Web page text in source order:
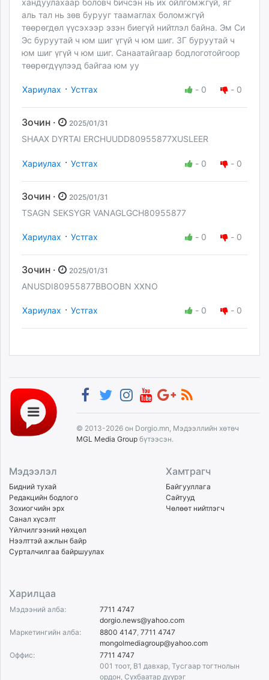
хандуулахаар боловч бичсэн нь их ойлгомжгүй, яг
аль тал нь зөв бурууг таамаглах боломжгүй
төөрөгдөл үүсэхээр эзэн биегүй нийтлэл байна. Эм Си
Эс буруутай ч юм шиг үгүй ч юм шиг. ЗГ буруутай ч
юм шиг үгүй ч юм шиг. Санаатайгаар бодлоготойгоор
төөрөгдүүлээд байгаа юм уу
Хариулах · Устгах - 0 - 0
Зочин · 2025/01/31
SHAAX DYRTAI ERCHUUDD80955877XUSLEER
Хариулах · Устгах - 0 - 0
Зочин · 2025/01/31
TSAGN SEKSYGR VANAGLGCH80955877
Хариулах · Устгах - 0 - 0
Зочин · 2025/01/31
ANUSDI80955877BBOOBN XXNO
Хариулах · Устгах - 0 - 0
© 2013-2026 он Dorgio.mn, Мэдээллийн хөтөч
MGL Media Group бүтээсэн.
Мэдээлэл
Бидний тухай
Редакцийн бодлого
Зохиогчийн эрх
Санал хүсэлт
Үйлчилгээний нөхцөл
Нээлттэй ажлын байр
Сурталчилгаа байршуулах
Хамтрагч
Байгууллага
Сайтууд
Чөлөөт нийтлэгч
Харилцаа
Мэдээний алба:
7711 4747
dorgio.news@yahoo.com
Маркетингийн алба:
8800 4147 7711 4747
mongolmediagroup@yahoo.com
Оффис:
7711 4747
001 тоот, B1 давхар, Тусгаар тогтнолын
ордон, Сүхбаатар дүүрэг